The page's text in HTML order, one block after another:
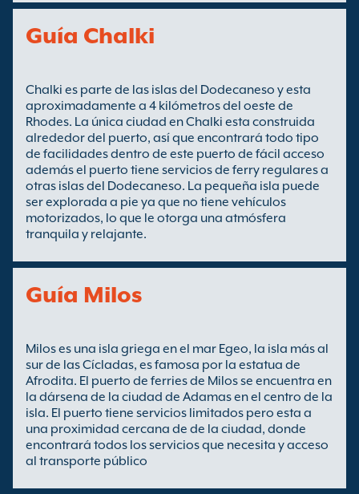
Guía Chalki
Chalki es parte de las islas del Dodecaneso y esta
aproximadamente a 4 kilómetros del oeste de
Rhodes. La única ciudad en Chalki esta construida
alrededor del puerto, así que encontrará todo tipo
de facilidades dentro de este puerto de fácil acceso
además el puerto tiene servicios de ferry regulares a
otras islas del Dodecaneso. La pequeña isla puede
ser explorada a pie ya que no tiene vehículos
motorizados, lo que le otorga una atmósfera
tranquila y relajante.
Guía Milos
Milos es una isla griega en el mar Egeo, la isla más al
sur de las Cícladas, es famosa por la estatua de
Afrodita. El puerto de ferries de Milos se encuentra en
la dársena de la ciudad de Adamas en el centro de la
isla. El puerto tiene servicios limitados pero esta a
una proximidad cercana de de la ciudad, donde
encontrará todos los servicios que necesita y acceso
al transporte público